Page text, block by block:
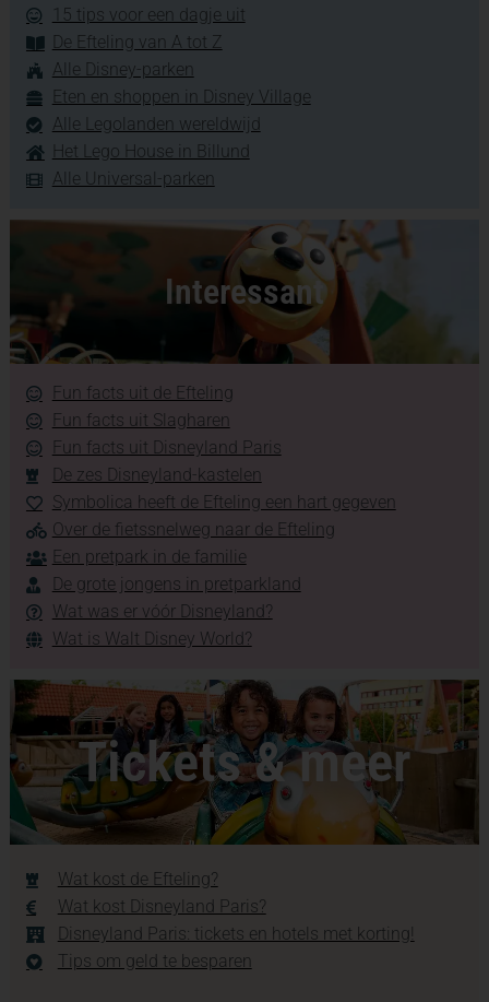
15 tips voor een dagje uit
De Efteling van A tot Z
Alle Disney-parken
Eten en shoppen in Disney Village
Alle Legolanden wereldwijd
Het Lego House in Billund
Alle Universal-parken
Interessant
Fun facts uit de Efteling
Fun facts uit Slagharen
Fun facts uit Disneyland Paris
De zes Disneyland-kastelen
Symbolica heeft de Efteling een hart gegeven
Over de fietssnelweg naar de Efteling
Een pretpark in de familie
De grote jongens in pretparkland
Wat was er vóór Disneyland?
Wat is Walt Disney World?
Tickets & meer
Wat kost de Efteling?
Wat kost Disneyland Paris?
Disneyland Paris: tickets en hotels met korting!
Tips om geld te besparen